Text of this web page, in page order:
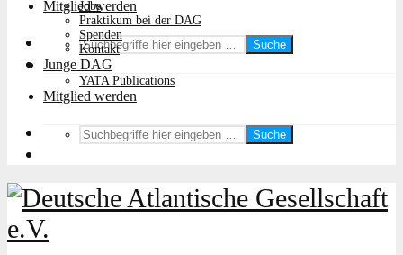
Mitglied werden
Suche
Jobs
Praktikum bei der DAG
Spenden
Kontakt
Junge DAG
YATA Publications
Mitglied werden
Suche